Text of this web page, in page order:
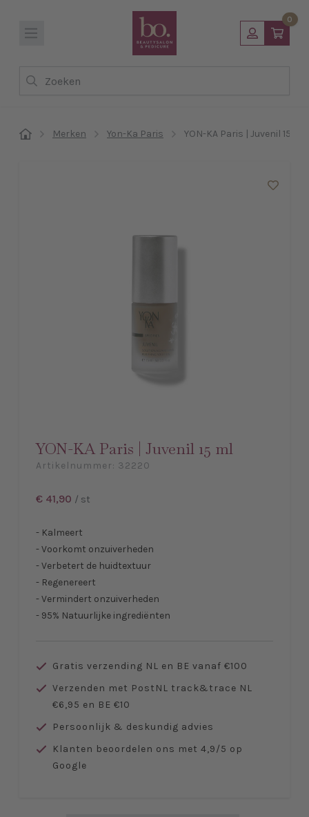
0
Zoeken
Merken Yon-Ka Paris YON-KA Paris | Juvenil 15 ml
YON-KA Paris | Juvenil 15 ml
Artikelnummer: 32220
€ 41,90 / st
- Kalmeert
- Voorkomt onzuiverheden
- Verbetert de huidtextuur
- Regenereert
- Vermindert onzuiverheden
- 95% Natuurlijke ingrediënten
Gratis verzending NL en BE vanaf €100
Verzenden met PostNL track&trace NL
€6,95 en BE €10
Persoonlijk & deskundig advies
Klanten beoordelen ons met 4,9/5 op
Google